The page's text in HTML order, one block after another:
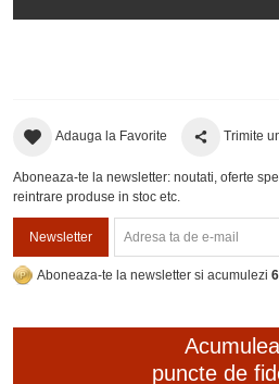
Adauga la Favorite Trimite
Aboneaza-te la newsletter: noutati, oferte
reintrare produse in stoc etc.
Newsletter
Aboneaza-te la newsletter si acumulezi
puncte de